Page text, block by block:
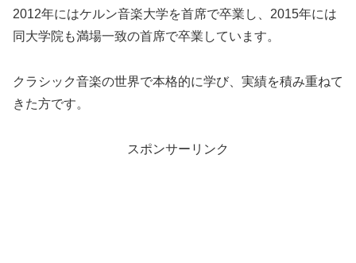
2012年にはケルン音楽大学を首席で卒業し、2015年には
同大学院も満場一致の首席で卒業しています。
クラシック音楽の世界で本格的に学び、実績を積み重ねて
きた方です。
スポンサーリンク